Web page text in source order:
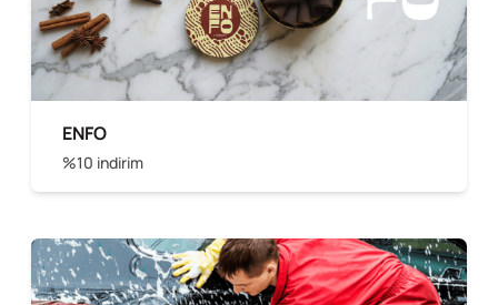
ENFO
%10 indirim